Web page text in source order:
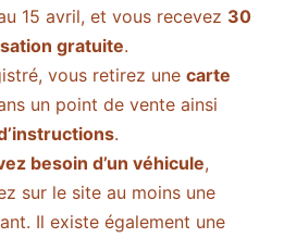
15 avril, et vous recevez 30
gratuite.
vous retirez une carte
un point de vente ainsi
.
besoin d’un véhicule,
sur le site au moins une
Il existe également une